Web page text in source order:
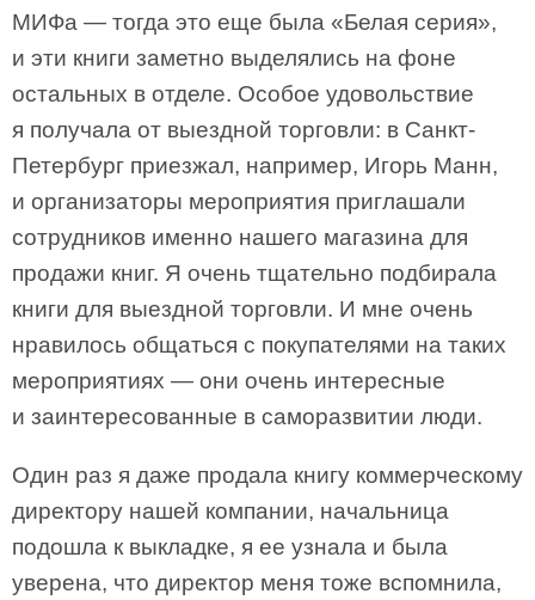
МИФа — тогда это еще была «Белая серия»,
и эти книги заметно выделялись на фоне
остальных в отделе. Особое удовольствие
я получала от выездной торговли: в Санкт-
Петербург приезжал, например, Игорь Манн,
и организаторы мероприятия приглашали
сотрудников именно нашего магазина для
продажи книг. Я очень тщательно подбирала
книги для выездной торговли. И мне очень
нравилось общаться с покупателями на таких
мероприятиях — они очень интересные
и заинтересованные в саморазвитии люди.
Один раз я даже продала книгу коммерческому
директору нашей компании, начальница
подошла к выкладке, я ее узнала и была
уверена, что директор меня тоже вспомнила,